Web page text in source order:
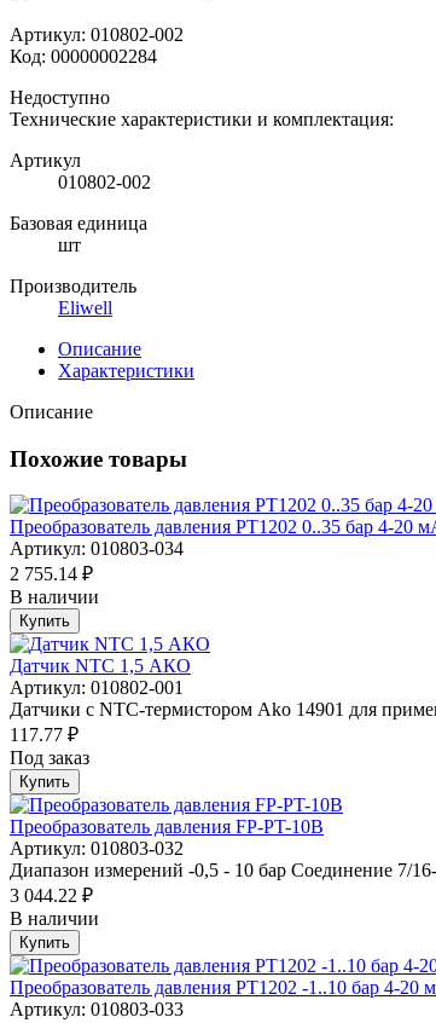
Артикул: 010802-002
Код: 00000002284
Недоступно
Технические характеристики и комплектация:
Артикул
010802-002
Базовая единица
шт
Производитель
Eliwell
Описание
Характеристики
Описание
Похожие товары
Преобразователь давления PT1202 0..35 бар 4-20
Артикул: 010803-034
2 755.14 ₽
В наличии
Купить
Датчик NTC 1,5 АКО
Артикул: 010802-001
Датчики с NTC-термистором Ako 14901 для
117.77 ₽
Под заказ
Купить
Преобразователь давления FP-PT-10B
Артикул: 010803-032
Диапазон измерений -0,5 - 10 бар Соединение 7/
3 044.22 ₽
В наличии
Купить
Преобразователь давления PT1202 -1..10 бар 4-20
Артикул: 010803-033